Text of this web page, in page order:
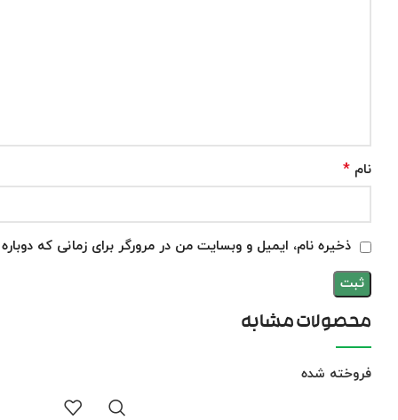
نام *
ذخیره نام، ایمیل و وبسایت من در مرورگر برای زمانی که
محصولات مشابه
فروخته شده